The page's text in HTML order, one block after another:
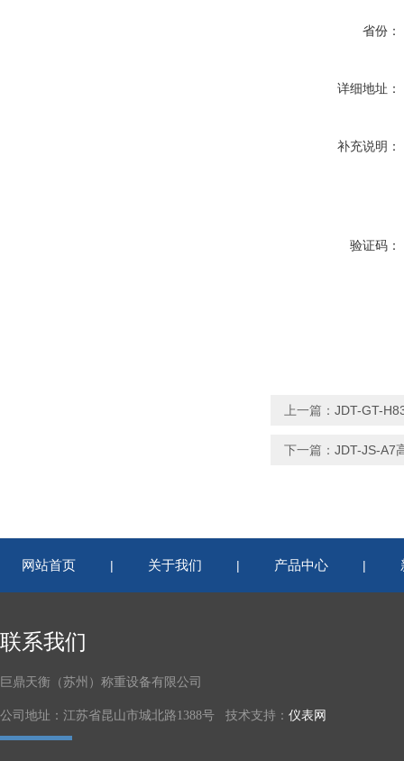
省份：
详细地址：
补充说明：
验证码：
上一篇： JDT-GT-
下一篇： JDT-JS-A7
网站首页 | 关于我们 | 产品中心 |
联系我们
巨鼎天衡（苏州）称重设备有限公司
公司地址：江苏省昆山市城北路1388号 技术支持： 仪表网